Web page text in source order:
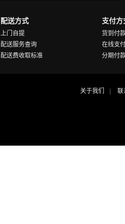
配送方式
上门自提
配送服务查询
配送费收取标准
支付方
货到付
在线支
分期付
关于我们 联